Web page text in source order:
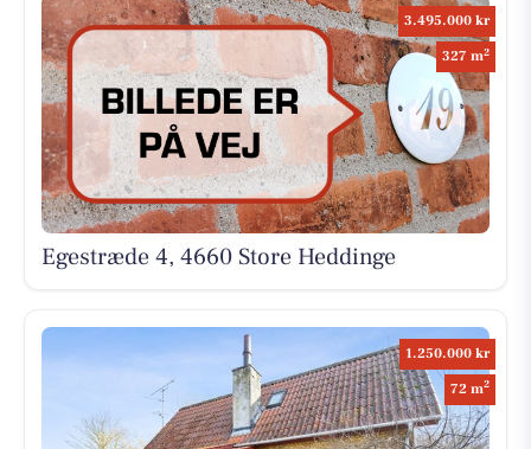
3.495.000 kr
327 m2
Egestræde 4, 4660 Store Heddinge
1.250.000 kr
72 m2